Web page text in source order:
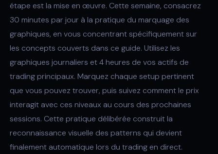
étape est la mise en œuvre. Cette semaine, consacrez
30 minutes par jour à la pratique du marquage des
graphiques, en vous concentrant spécifiquement sur
les concepts couverts dans ce guide. Utilisez les
graphiques journaliers et 4 heures de vos actifs de
trading principaux. Marquez chaque setup pertinent
que vous pouvez trouver, puis suivez comment le prix
interagit avec ces niveaux au cours des prochaines
sessions. Cette pratique délibérée construit la
reconnaissance visuelle des patterns qui devient
finalement automatique lors du trading en direct.